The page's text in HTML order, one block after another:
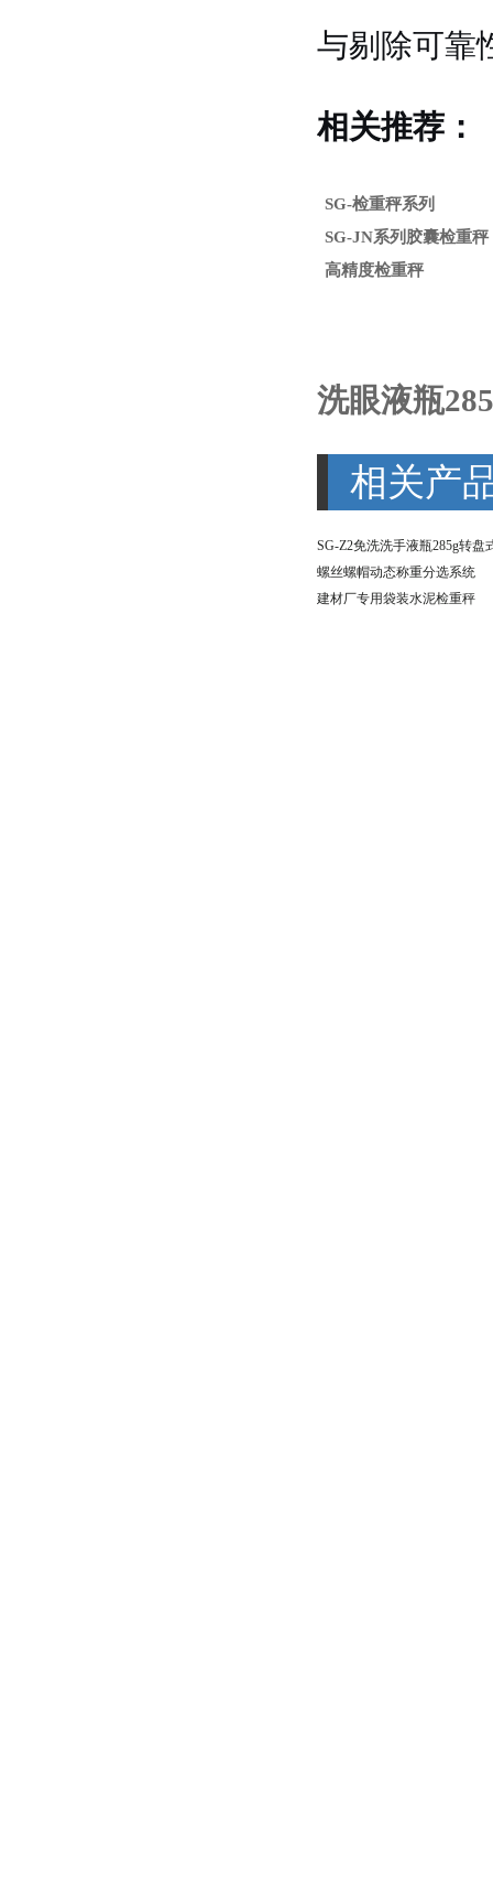
与剔除可靠
相关推荐：
SG-检重秤系列
SG-JN系列胶囊检重秤
高精度检重秤
洗眼液瓶
相关产
螺丝螺帽动态称重分选系统
建材厂专用袋装水泥检重秤